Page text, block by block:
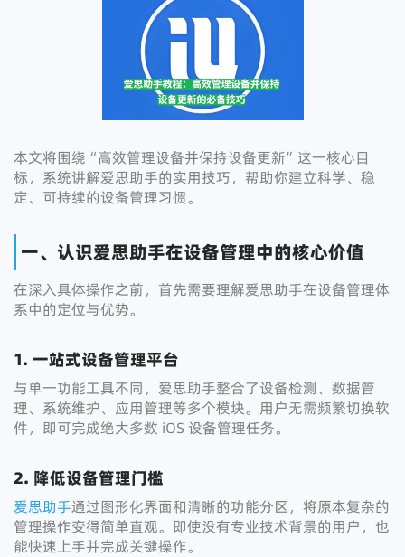
本文将围绕“高效管理设备并保持设备更新”这一核心目
标，系统讲解爱思助手的实用技巧，帮助你建立科学、稳
定、可持续的设备管理习惯。
一、认识爱思助手在设备管理中的核心价值
在深入具体操作之前，首先需要理解爱思助手在设备管理体
系中的定位与优势。
1. 一站式设备管理平台
与单一功能工具不同，爱思助手整合了设备检测、数据管
理、系统维护、应用管理等多个模块。用户无需频繁切换软
件，即可完成绝大多数 iOS 设备管理任务。
2. 降低设备管理门槛
爱思助手通过图形化界面和清晰的功能分区，将原本复杂的
管理操作变得简单直观。即使没有专业技术背景的用户，也
能快速上手并完成关键操作。